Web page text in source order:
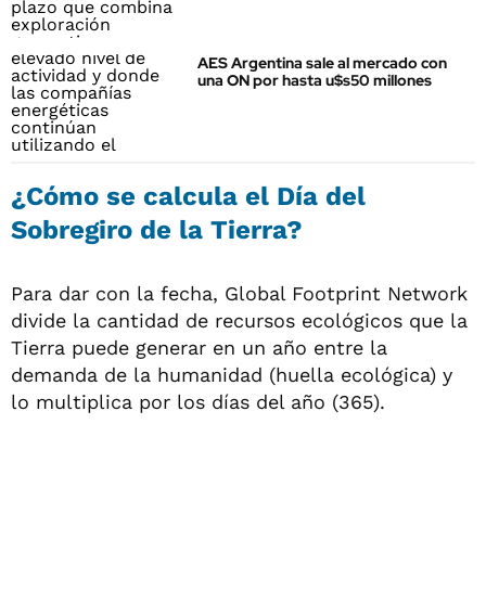
AES Argentina sale al mercado con
una ON por hasta u$s50 millones
¿Cómo se calcula el Día del
Sobregiro de la Tierra?
Para dar con la fecha, Global Footprint Network
divide la cantidad de recursos ecológicos que la
Tierra puede generar en un año entre la
demanda de la humanidad (huella ecológica) y
lo multiplica por los días del año (365).